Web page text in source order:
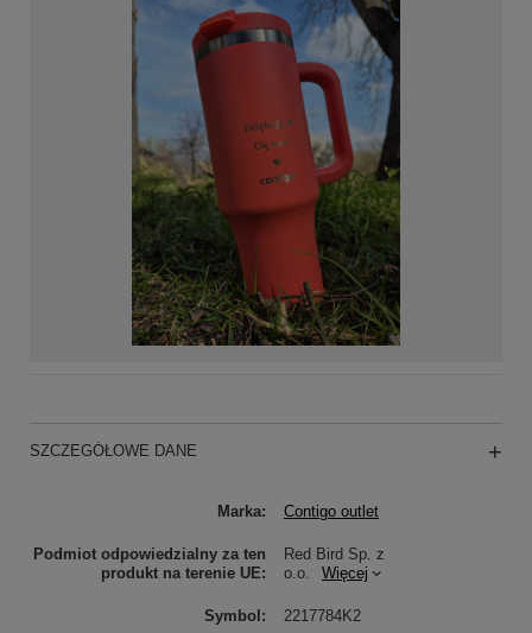
SZCZEGÓŁOWE DANE
Marka Contigo outlet
Podmiot odpowiedzialny za ten
produkt na terenie UE
Red Bird Sp. z
o.o.
Więcej
Symbol 2217784K2